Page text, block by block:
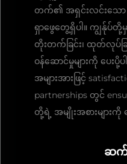
တက်၏ အရှင်းလင်းသော
ရှာဖွေတွေ့ရှိပါ။ ကျွန်ုပ်တို့
တိုးတက်ခြင်း၊ ထုတ်လုပ်ခြ
ဝန်ဆောင်မှုများကို ပေး
အများအားဖြင့်
partnerships တွင်
တို့ရဲ့ အမျိုးအစားများကို
ဆ